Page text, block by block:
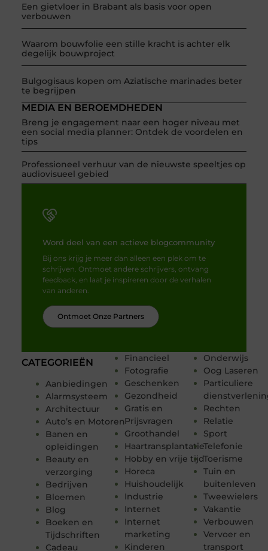
Een gietvloer in Brabant als basis voor open
verbouwen
Waarom bouwfolie een stille kracht is achter elk
degelijk bouwproject
Bulgogisaus kopen om Aziatische marinades beter
te begrijpen
CATEGORIEËN
Aanbiedingen
Alarmsysteem
Architectuur
Auto’s en Motoren
Banen en
opleidingen
Beauty en
verzorging
Bedrijven
Bloemen
Blog
Boeken en
Tijdschriften
Cadeau
Financieel
Fotografie
Geschenken
Gezondheid
Gratis en
Prijsvragen
Groothandel
Haartransplantatie
Hobby en vrije tijd
Horeca
Huishoudelijk
Industrie
Internet
Internet
marketing
Kinderen
Onderwijs
Oog Laseren
Particuliere
Rechten
Relatie
Sport
Telefonie
Toerisme
Tuin en
buitenleven
Tweewielers
Vakantie
Verbouwen
Vervoer en
transport
MEDIA EN BEROEMDHEDEN
Breng je engagement naar een hoger niveau met
een social media planner: Ontdek de voordelen en
tips
Professioneel verhuur van de nieuwste speeltjes op
audiovisueel gebied
Word deel van een actieve blogcommunity
Bij ons krijg je meer dan alleen een plek om te
schrijven. Ontmoet andere schrijvers, ontvang
feedback, en laat je inspireren door de verhalen
van anderen.
Ontmoet Onze Partners